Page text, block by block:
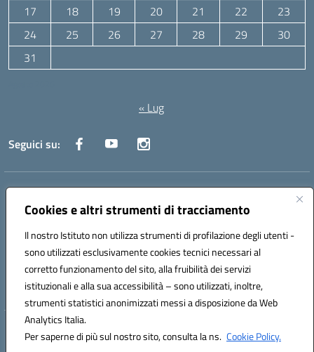
Cookies e altri strumenti di tracciamento
Il nostro Istituto non utilizza strumenti di profilazione degli utenti -
sono utilizzati esclusivamente cookies tecnici necessari al
corretto funzionamento del sito, alla fruibilità dei servizi
istituzionali e alla sua accessibilità – sono utilizzati, inoltre,
strumenti statistici anonimizzati messi a disposizione da Web
Analytics Italia.
Per saperne di più sul nostro sito, consulta la ns. Cookie Policy.
17
18 19 20 21 22
23
24
25 26 27 28 29
30
31
« Lug
Seguici su:
Indirizzo:Via Canale 1, Ancona
Centralino:071 204723 Email:anpc010006@istruzione.it
Codice fiscale: 93020970427
Codice meccanografico:
ANPC010006
Codice unico di fatturazione (CUF): UFBE6V
Hosting & Powered by 3D Solution S.r.l.
Concept & Design by Designers Italia